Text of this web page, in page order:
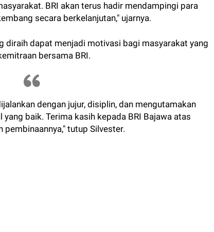
BRI akan terus hadir mendampingi para
secara berkelanjutan," ujarnya.
diraih dapat menjadi motivasi bagi masyarakat yang
bersama BRI.
dengan jujur, disiplin, dan mengutamakan
baik. Terima kasih kepada BRI Bajawa atas
pembinaannya," tutup Silvester.